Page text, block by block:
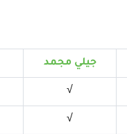
جيلي مجمد
√
√